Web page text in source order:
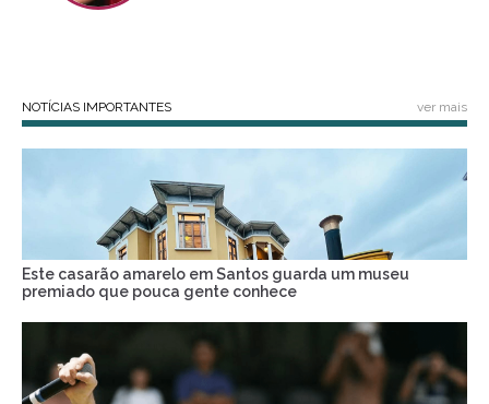
NOTÍCIAS IMPORTANTES ver mais
Este casarão amarelo em Santos guarda um museu
premiado que pouca gente conhece